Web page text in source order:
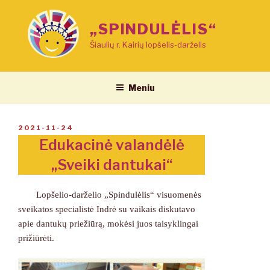
„SPINDULĖLIS“
Šiaulių r. Kairių lopšelis-darželis
Meniu
PASKELBTA
2021-11-24
Edukacinė valandėlė
,,Sveiki dantukai“
Lopšelio-darželio „Spindulėlis“ visuomenės
sveikatos specialistė Indrė su vaikais diskutavo
apie dantukų priežiūrą, mokėsi juos taisyklingai
prižiūrėti.